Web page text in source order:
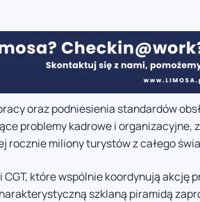
oraz podniesienia standardów
problemy kadrowe i organizacyjne,
rocznie miliony turystów z całego
które wspólnie koordynują akcję
szklaną piramidą